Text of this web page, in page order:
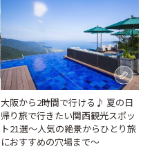
大阪から2時間で行ける♪ 夏の日
帰り旅で行きたい関西観光スポッ
ト21選～人気の絶景からひとり旅
におすすめの穴場まで～